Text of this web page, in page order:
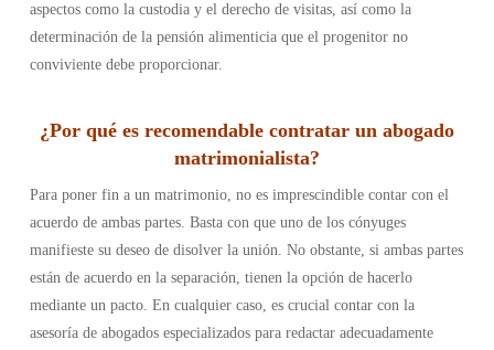
aspectos como la custodia y el derecho de visitas, así como la
determinación de la pensión alimenticia que el progenitor no
conviviente debe proporcionar.
¿Por qué es recomendable contratar un abogado
matrimonialista?
Para poner fin a un matrimonio, no es imprescindible contar con el
acuerdo de ambas partes. Basta con que uno de los cónyuges
manifieste su deseo de disolver la unión. No obstante, si ambas partes
están de acuerdo en la separación, tienen la opción de hacerlo
mediante un pacto. En cualquier caso, es crucial contar con la
asesoría de abogados especializados para redactar adecuadamente